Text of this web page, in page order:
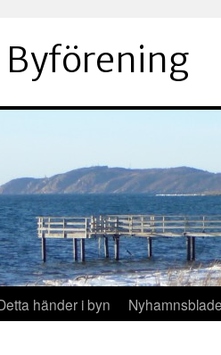
händer i byn